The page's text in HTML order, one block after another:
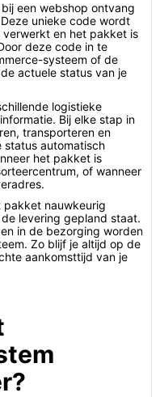
een webshop ontvang
unieke code wordt
en het pakket is
deze code in te
systeem of de
actuele status van je
logistieke
Bij elke stap in
transporteren en
automatisch
het pakket is
of wanneer
pakket nauwkeurig
levering gepland staat.
in de bezorging worden
Zo blijf je altijd op de
aankomsttijd van je